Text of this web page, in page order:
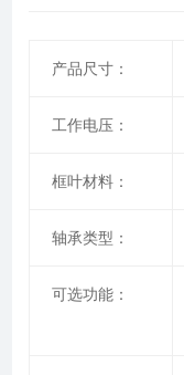
产品尺寸：
工作电压：
框叶材料：
轴承类型：
可选功能：